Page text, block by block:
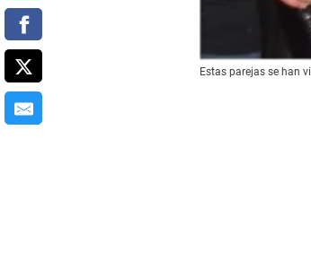
Estas parejas se han